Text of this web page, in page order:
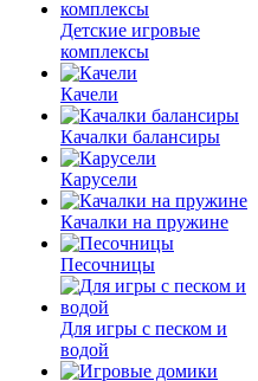
Детские игровые
комплексы
Качели
Качалки балансиры
Карусели
Качалки на пружине
Песочницы
Для игры с песком и
водой